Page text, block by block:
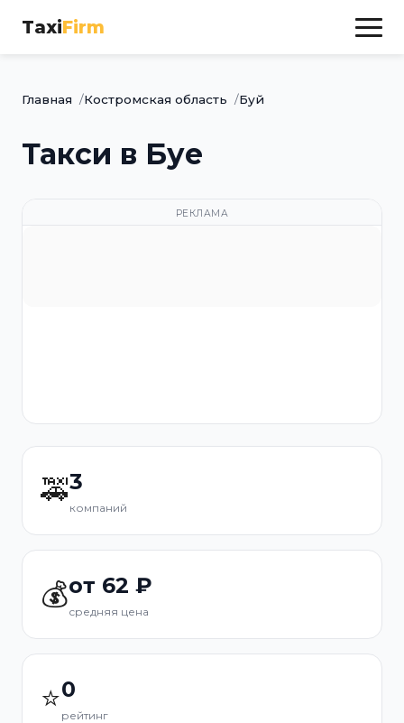
TaxiFirm
Главная Костромская область Буй
Такси в Буе
РЕКЛАМА
🚕3
компаний
💰от 62 ₽
средняя цена
⭐0
рейтинг